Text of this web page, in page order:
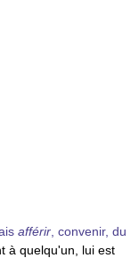
afférir , convenir, du
à quelqu'un, lui est